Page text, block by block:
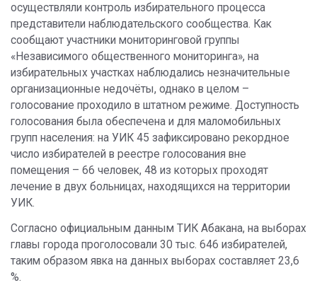
осуществляли контроль избирательного процесса
представители наблюдательского сообщества. Как
сообщают участники мониторинговой группы
«Независимого общественного мониторинга», на
избирательных участках наблюдались незначительные
организационные недочёты, однако в целом –
голосование проходило в штатном режиме. Доступность
голосования была обеспечена и для маломобильных
групп населения: на УИК 45 зафиксировано рекордное
число избирателей в реестре голосования вне
помещения – 66 человек, 48 из которых проходят
лечение в двух больницах, находящихся на территории
УИК.
Согласно официальным данным ТИК Абакана, на выборах
главы города проголосовали 30 тыс. 646 избирателей,
таким образом явка на данных выборах составляет 23,6
%.